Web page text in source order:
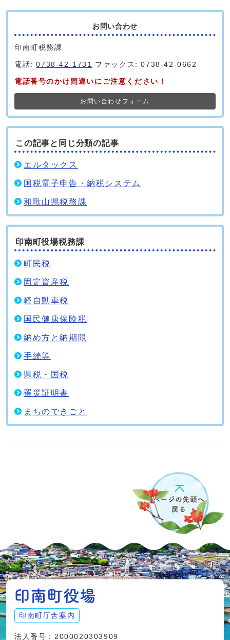
お問い合わせ
印南町税務課
電話:0738-42-1731 ファックス: 0738-42-0662
電話番号のかけ間違いにご注意ください！
お問い合わせフォーム
この記事と同じ分類の記事
エルタックス
国税電子申告・納税システム
和歌山県税務課
印南町役場税務課
町民税
固定資産税
軽自動車税
国民健康保険税
納め方と納期限
手続等
県税・国税
罹災証明書
まちのできごと
印南町庁舎案内
法人番号：2000020303909